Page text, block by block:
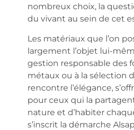
nombreux choix, la
du vivant au sein de cet
Les matériaux que l’on
largement l’objet lui-
gestion responsable des
métaux ou à la sélection
rencontre l’élégance,
pour ceux qui la
nature et d’habiter
s’inscrit la démarche